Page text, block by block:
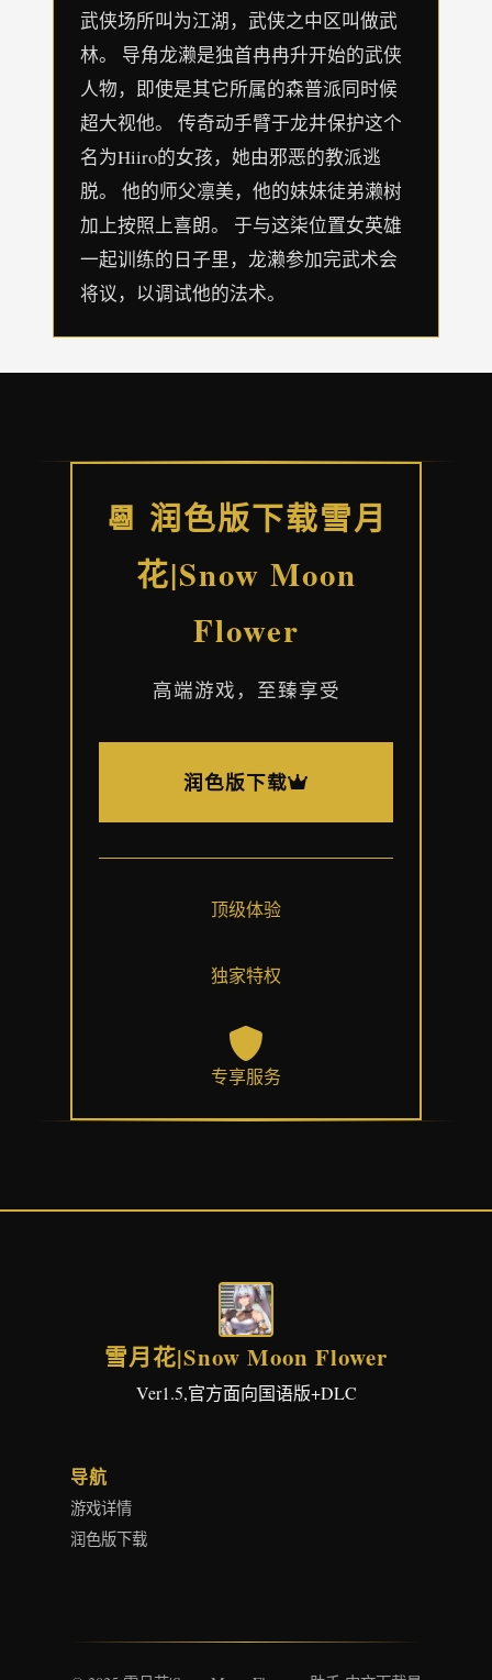
武侠场所叫为江湖，武侠之中区叫做武
林。 导角龙濑是独首冉冉升开始的武侠
人物，即使是其它所属的森普派同时候
超大视他。 传奇动手臂于龙井保护这个
名为Hiiro的女孩，她由邪恶的教派逃
脱。 他的师父凛美，他的妹妹徒弟濑树
加上按照上喜朗。 于与这柒位置女英雄
一起训练的日子里，龙濑参加完武术会
将议，以调试他的法术。
📆 润色版下载雪月
花|Snow Moon
Flower
高端游戏，至臻享受
润色版下载
顶级体验
独家特权
专享服务
雪月花|Snow Moon Flower
Ver1.5,官方面向国语版+DLC
导航
游戏详情
润色版下载